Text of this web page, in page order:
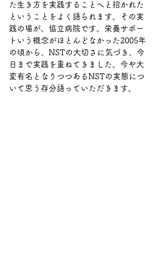
た生き方を実践することへと招かれた
ということをよく語られます。その実
践の場が、協立病院です。栄養サポー
トいう概念がほとんどなかった2005年
の頃から、NSTの大切さに気づき、今
日まで実践を重ねてきました。今や大
変有名となりつつあるNSTの実態につ
いて思う存分語っていただきます。